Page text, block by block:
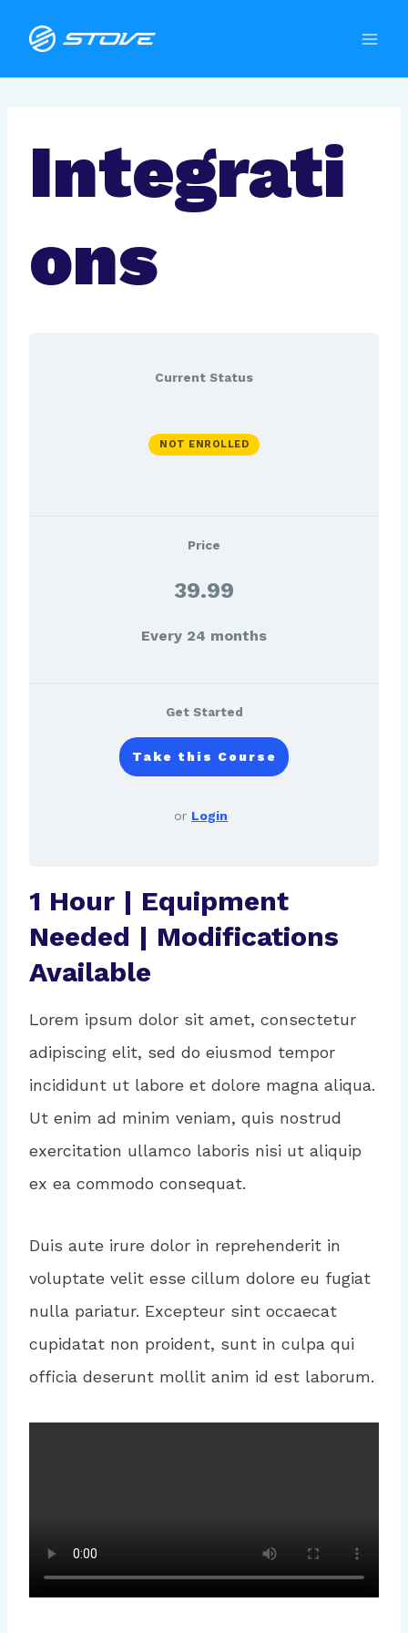
content
Integrati
ons
Current Status
NOT ENROLLED
Price
39.99
Every 24 months
Get Started
or Login
1 Hour | Equipment
Needed | Modifications
Available
Lorem ipsum dolor sit amet, consectetur
adipiscing elit, sed do eiusmod tempor
incididunt ut labore et dolore magna aliqua.
Ut enim ad minim veniam, quis nostrud
exercitation ullamco laboris nisi ut aliquip
ex ea commodo consequat.
Duis aute irure dolor in reprehenderit in
voluptate velit esse cillum dolore eu fugiat
nulla pariatur. Excepteur sint occaecat
cupidatat non proident, sunt in culpa qui
officia deserunt mollit anim id est laborum.